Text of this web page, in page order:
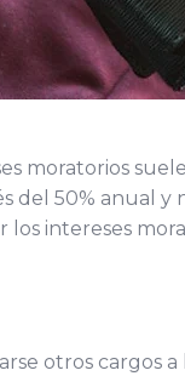
moratorios
del 50% anual
los intereses
otros cargos a